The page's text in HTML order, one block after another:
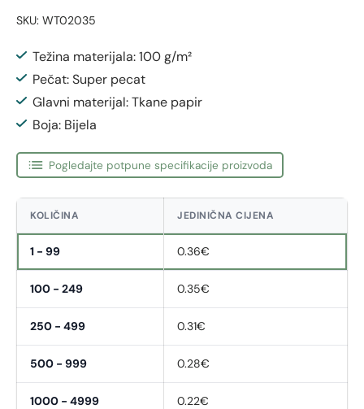
SKU: WT02035
Težina materijala: 100 g/m²
Pečat: Super pecat
Glavni materijal: Tkane papir
Boja: Bijela
Pogledajte potpune specifikacije proizvoda
KOLIČINA JEDINIČNA CIJENA
1 - 99 0.36€
100 - 249 0.35€
250 - 499 0.31€
500 - 999 0.28€
1000 - 4999 0.22€